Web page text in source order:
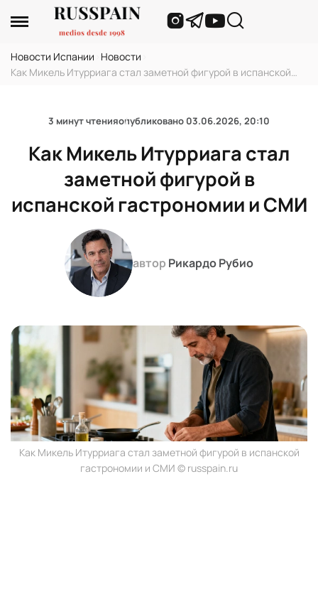
Новости Испании Новости
Как Микель Итурриага стал заметной фигурой в испанской
3 минут чтенияопубликовано 03.06.2026, 20:10
Как Микель Итурриага стал
заметной фигурой в
испанской гастрономии и СМИ
автор Рикардо Рубио
Как Микель Итурриага стал заметной фигурой в испанской
гастрономии и СМИ © russpain.ru